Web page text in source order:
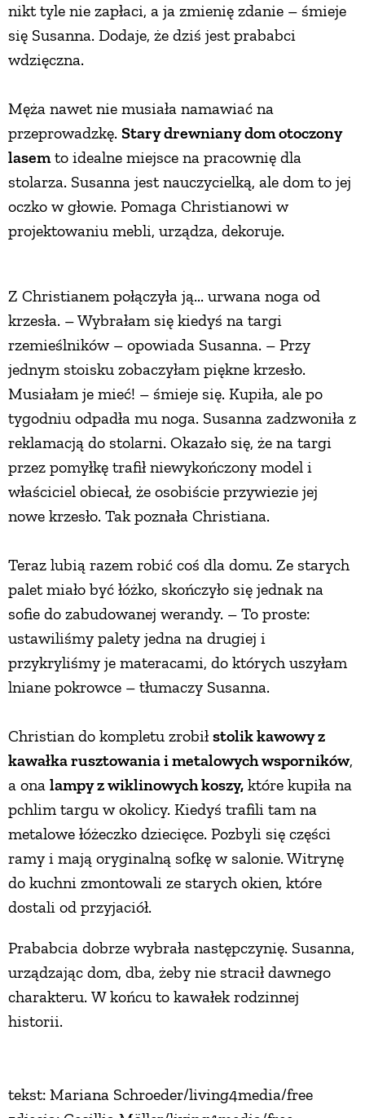
nikt tyle nie zapłaci, a ja zmienię zdanie – śmieje
się Susanna. Dodaje, że dziś jest prababci
wdzięczna.
Męża nawet nie musiała namawiać na
przeprowadzkę. Stary drewniany dom otoczony
lasemto idealne miejsce na pracownię dla
stolarza. Susanna jest nauczycielką, ale dom to jej
oczko w głowie. Pomaga Christianowi w
projektowaniu mebli, urządza, dekoruje.
Z Christianem połączyła ją... urwana noga od
krzesła. – Wybrałam się kiedyś na targi
rzemieślników – opowiada Susanna. – Przy
jednym stoisku zobaczyłam piękne krzesło.
Musiałam je mieć! – śmieje się. Kupiła, ale po
tygodniu odpadła mu noga. Susanna zadzwoniła z
reklamacją do stolarni. Okazało się, że na targi
przez pomyłkę trafił niewykończony model i
właściciel obiecał, że osobiście przywiezie jej
nowe krzesło. Tak poznała Christiana.
Teraz lubią razem robić coś dla domu. Ze starych
palet miało być łóżko, skończyło się jednak na
sofie do zabudowanej werandy. – To proste:
ustawiliśmy palety jedna na drugiej i
przykryliśmy je materacami, do których uszyłam
lniane pokrowce – tłumaczy Susanna.
Christian do kompletu zrobił stolik kawowy z
kawałka rusztowania i metalowych wsporników,
a ona lampy z wiklinowych koszy, które kupiła na
pchlim targu w okolicy. Kiedyś trafili tam na
metalowe łóżeczko dziecięce. Pozbyli się części
ramy i mają oryginalną sofkę w salonie. Witrynę
do kuchni zmontowali ze starych okien, które
dostali od przyjaciół.
Prababcia dobrze wybrała następczynię. Susanna,
urządzając dom, dba, żeby nie stracił dawnego
charakteru. W końcu to kawałek rodzinnej
historii.
tekst: Mariana Schroeder/living4media/free